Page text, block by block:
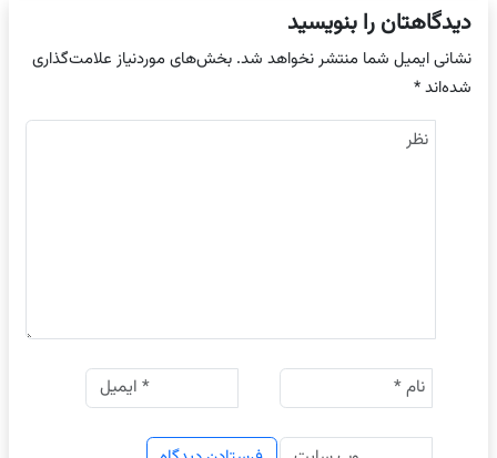
دیدگاهتان را بنویسید
نشانی ایمیل شما منتشر نخواهد شد. بخش‌های موردنیاز علامت‌گذاری
شده‌اند*